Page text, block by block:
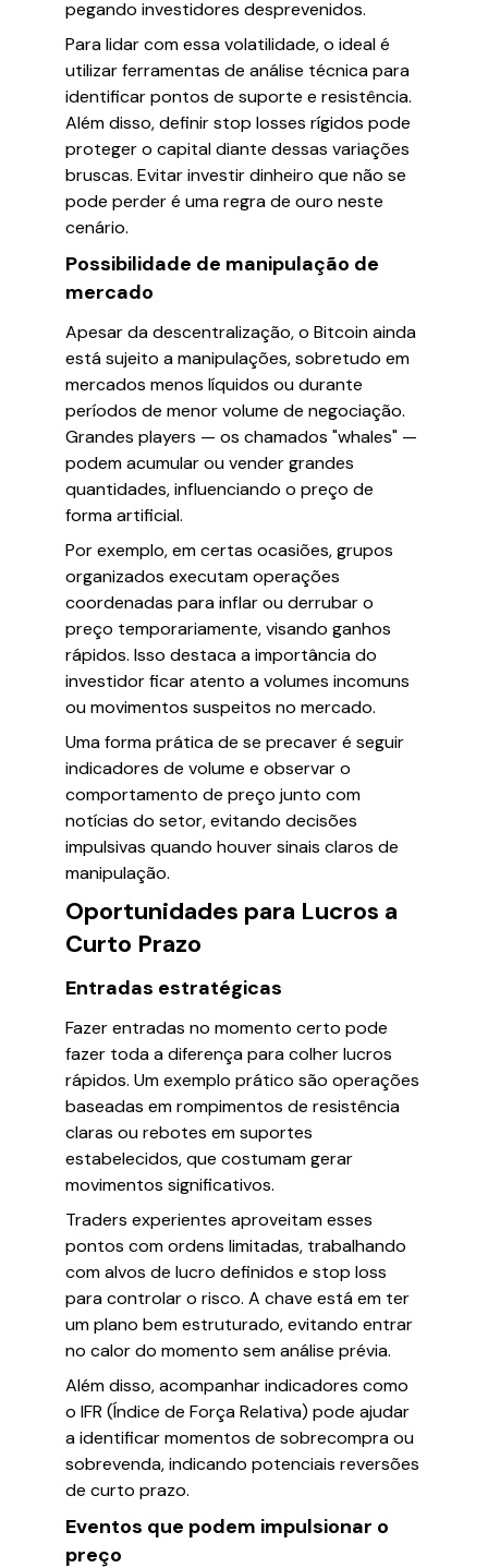
pegando investidores desprevenidos.
Para lidar com essa volatilidade, o ideal é
utilizar ferramentas de análise técnica para
identificar pontos de suporte e resistência.
Além disso, definir stop losses rígidos pode
proteger o capital diante dessas variações
bruscas. Evitar investir dinheiro que não se
pode perder é uma regra de ouro neste
cenário.
Possibilidade de manipulação de
mercado
Apesar da descentralização, o Bitcoin ainda
está sujeito a manipulações, sobretudo em
mercados menos líquidos ou durante
períodos de menor volume de negociação.
Grandes players — os chamados "whales" —
podem acumular ou vender grandes
quantidades, influenciando o preço de
forma artificial.
Por exemplo, em certas ocasiões, grupos
organizados executam operações
coordenadas para inflar ou derrubar o
preço temporariamente, visando ganhos
rápidos. Isso destaca a importância do
investidor ficar atento a volumes incomuns
ou movimentos suspeitos no mercado.
Uma forma prática de se precaver é seguir
indicadores de volume e observar o
comportamento de preço junto com
notícias do setor, evitando decisões
impulsivas quando houver sinais claros de
manipulação.
Oportunidades para Lucros a
Curto Prazo
Entradas estratégicas
Fazer entradas no momento certo pode
fazer toda a diferença para colher lucros
rápidos. Um exemplo prático são operações
baseadas em rompimentos de resistência
claras ou rebotes em suportes
estabelecidos, que costumam gerar
movimentos significativos.
Traders experientes aproveitam esses
pontos com ordens limitadas, trabalhando
com alvos de lucro definidos e stop loss
para controlar o risco. A chave está em ter
um plano bem estruturado, evitando entrar
no calor do momento sem análise prévia.
Além disso, acompanhar indicadores como
o IFR (Índice de Força Relativa) pode ajudar
a identificar momentos de sobrecompra ou
sobrevenda, indicando potenciais reversões
de curto prazo.
Eventos que podem impulsionar o
preço